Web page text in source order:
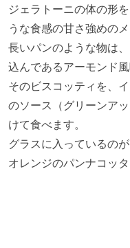
ジェラトーニの体の形
うな食感の甘さ強めの
長いパンのような物は
込んであるアーモンド風
そのビスコッティを、
のソース（グリーンア
けて食べます。
グラスに入っているの
オレンジのパンナコッ